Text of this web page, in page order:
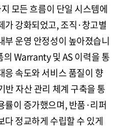
모든 흐름이 단일 시스템에
가 강화되었고, 조직·창고별
부 운영 안정성이 높아졌습니
의 Warranty 및 AS 이력을 통
응 속도와 서비스 품질이 향
반 자산 관리 체계 구축을 통
률이 증가했으며, 반품·리퍼
다 정교하게 수립할 수 있게